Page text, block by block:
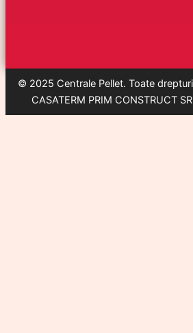
© 2025 Centrale Pellet. Toate
CASATERM PRIM CONSTRUCT